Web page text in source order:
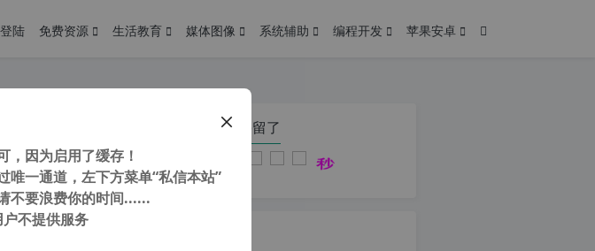
陆 免费资源 生活教育 媒体图像 系统辅助 编程开发 苹果安卓
汉化版 【更新到 v3.2.1】
由于网站空间位于国
您在本页停留了
，因为启用了缓存！
唯一通道，左下方菜单“私信本站”
不要浪费你的时间......
不提供服务